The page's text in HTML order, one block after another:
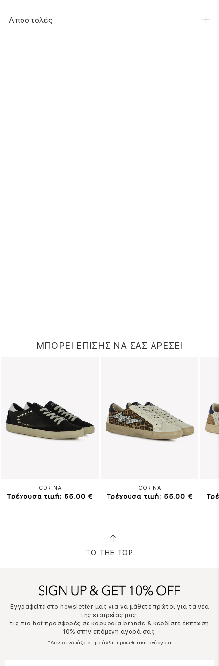
Αποστολές
ΜΠΟΡΕΙ ΕΠΙΣΗΣ ΝΑ ΣΑΣ ΑΡΕΣΕΙ
CORINA
Τρέχουσα τιμή: 55,00 €
CORINA
Τρέχουσα τιμή: 55,00 €
TO THE TOP
Εγγραφείτε στο newsletter μας για να μάθετε πρώτοι για τα νέα
της εταιρείας μας,
τις πιο hot προσφορές σε κορυφαία brands & κερδίστε έκπτωση
10% στην επόμενη αγορά σας.
*Δεν συνδυάζεται με άλλη προωθητική ενέργεια